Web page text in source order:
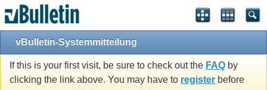
vBulletin-Systemmitteilung
If this is your first visit, be sure to check out the FAQ by
clicking the link above. You may have to register before